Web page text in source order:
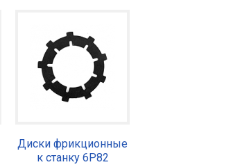
Диски фрикционные
к станку 6Р82